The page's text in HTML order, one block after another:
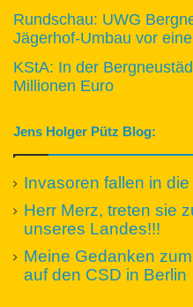
Rundschau: UWG
Jägerhof-Umbau vor
KStA: In der
Millionen Euro
Jens Holger Pütz Blog:
Invasoren fallen in die
Herr Merz, treten sie
unseres Landes!!!
Meine Gedanken
auf den CSD in Berlin